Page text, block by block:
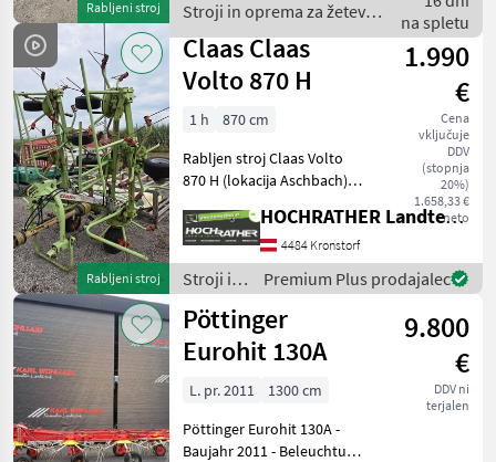
Rabljeni stroj
hydraulischer
Stroji in oprema za žetev in
spravilo / Pöttinger
na spletu
Rabljeni stroj
Claas Claas
Volto 870 H
1.990
€
Cena
vključuje
DDV
(stopnja
20%)
1.658,33 €
neto
1 h
870 cm
Rabljen stroj Claas Volto
870 H (lokacija Aschbach)
gred + blažilne vzmeti Z
veseljem vam bomo
posvetili čas! Prosimo, da
nas kontakt
HOCHRATHER Landtechnik GmbH
4484 Kronstorf
Stroji in
oprema
za žetev
in
spravilo
/ Claas
Premium Plus prodajalec
Pöttinger
Eurohit 130A
9.800
€
DDV ni
terjalen
L. pr. 2011
1300 cm
Pöttinger Eurohit 130A -
Baujahr 2011 - Beleuchtung